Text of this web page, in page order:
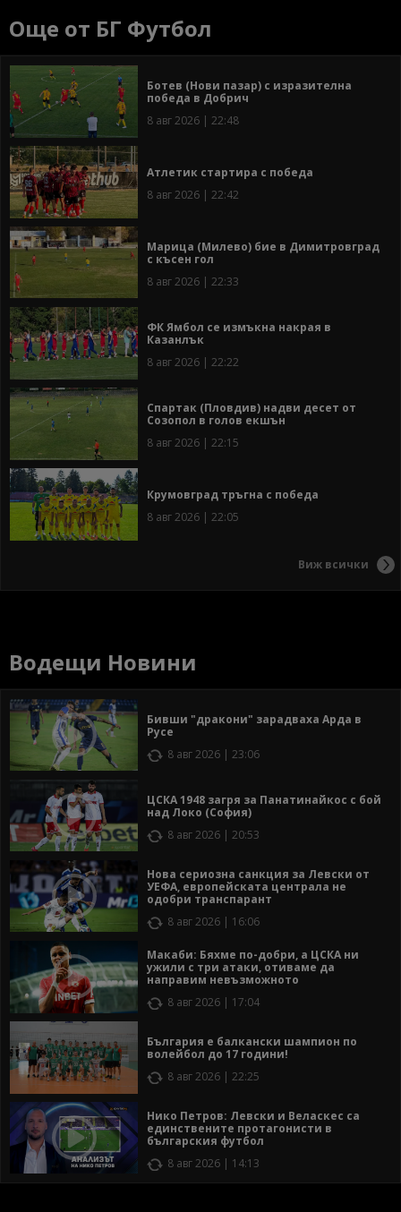
Още от БГ Футбол
Ботев (Нови пазар) с изразителна
победа в Добрич
8 авг 2026 | 22:48
Атлетик стартира с победа
8 авг 2026 | 22:42
Марица (Милево) бие в Димитровград
с късен гол
8 авг 2026 | 22:33
ФК Ямбол се измъкна накрая в
Казанлък
8 авг 2026 | 22:22
Спартак (Пловдив) надви десет от
Созопол в голов екшън
8 авг 2026 | 22:15
Крумовград тръгна с победа
8 авг 2026 | 22:05
Виж всички
Водещи Новини
Бивши "дракони" зарадваха Арда в
Русе
8 авг 2026 | 23:06
ЦСКА 1948 загря за Панатинайкос с бой
над Локо (София)
8 авг 2026 | 20:53
Нова сериозна санкция за Левски от
УЕФА, европейската централа не
одобри транспарант
8 авг 2026 | 16:06
Макаби: Бяхме по-добри, а ЦСКА ни
ужили с три атаки, отиваме да
направим невъзможното
8 авг 2026 | 17:04
България е балкански шампион по
волейбол до 17 години!
8 авг 2026 | 22:25
Нико Петров: Левски и Веласкес са
единствените протагонисти в
българския футбол
8 авг 2026 | 14:13